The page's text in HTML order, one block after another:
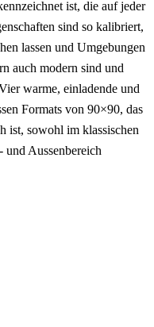
ist, die auf jeder
sind so kalibriert,
lassen und Umgebungen
auch modern sind und
warme, einladende und
Formats von 90×90, das
ist, sowohl im klassischen
und Aussenbereich